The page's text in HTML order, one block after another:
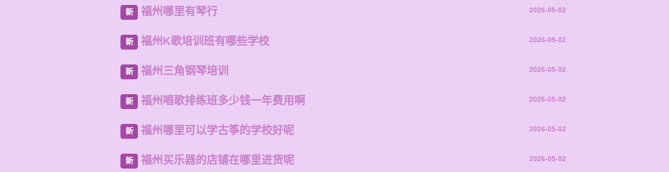
新 福州哪里有琴行 2026-05-02
新 福州K歌培训班有哪些学校 2026-05-02
新 福州三角钢琴培训 2026-05-02
新 福州唱歌排练班多少钱一年费用啊 2026-05-02
新 福州哪里可以学古筝的学校好呢 2026-05-02
新 福州买乐器的店铺在哪里进货呢 2026-05-02